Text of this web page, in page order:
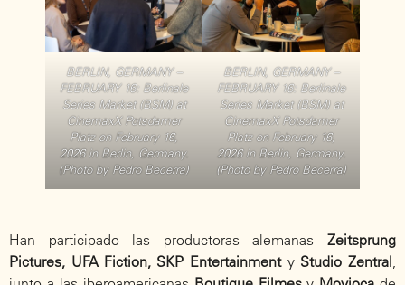
BERLIN, GERMANY –
FEBRUARY 16: Berlinale
Series Market (BSM) at
CinemaxX Potsdamer
Platz on February 16,
2026 in Berlin, Germany.
(Photo by Pedro Becerra)
BERLIN, GERMANY –
FEBRUARY 16: Berlinale
Series Market (BSM) at
CinemaxX Potsdamer
Platz on February 16,
2026 in Berlin, Germany.
(Photo by Pedro Becerra)
Han participado las productoras alemanas Zeitsprung
Pictures, UFA Fiction, SKP Entertainment y Studio Zentral